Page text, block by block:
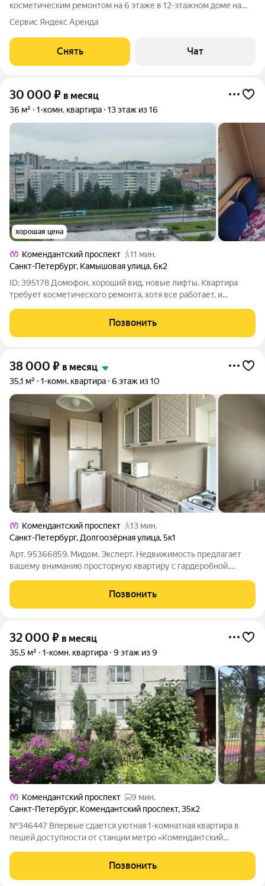
косметическим ремонтом на 6 этаже в 12-этажном доме на
срок от 11 месяцев. Из техники есть: Духовой шкаф Стиральная
машина Холодильник Микроволновка Дом - панельный, окна
выходят на улицу. В
Сервис Яндекс Аренда
Снять Чат
30 000 ₽ в месяц
36 м² 1-комн. квартира 13 этаж из 16
хорошая цена
Комендантский проспект
11 мин.
Санкт-Петербург, Камышовая улица,6к2
ID: 395178 Домофон, хороший вид, новые лифты. Квартира
требует косметического ремонта, хотя все работает, и
Позвонить
38 000 ₽ в месяц
35,1 м² 1-комн. квартира 6 этаж из 10
Комендантский проспект
13 мин.
Санкт-Петербург, Долгоозёрная улица,5к1
Арт. 95366859. Мидом. Эксперт. Недвижимость предлагает
вашему вниманию просторную квартиру с гардеробной.
1991 года постройки. - Всегда есть парковочные места у дома. -
ТСЖ действительно следит
Позвонить
32 000 ₽ в месяц
35,5 м² 1-комн. квартира 9 этаж из 9
Комендантский проспект
9 мин.
Санкт-Петербург, Комендантский проспект,35к2
№346447 Впервые сдается уютная 1-комнатная квартира в
пешей доступности от станции метро «Комендантский
комфортному проживанию и сдается на длительный срок. В
квартире есть вся необходимая
Позвонить